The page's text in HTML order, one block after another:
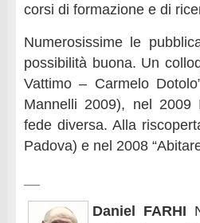
corsi di formazione e di
Numerosissime le
possibilità buona. Un
Vattimo – Carmelo
Mannelli 2009), nel 2009
fede diversa. Alla
Padova) e nel 2008
Daniel FARHI